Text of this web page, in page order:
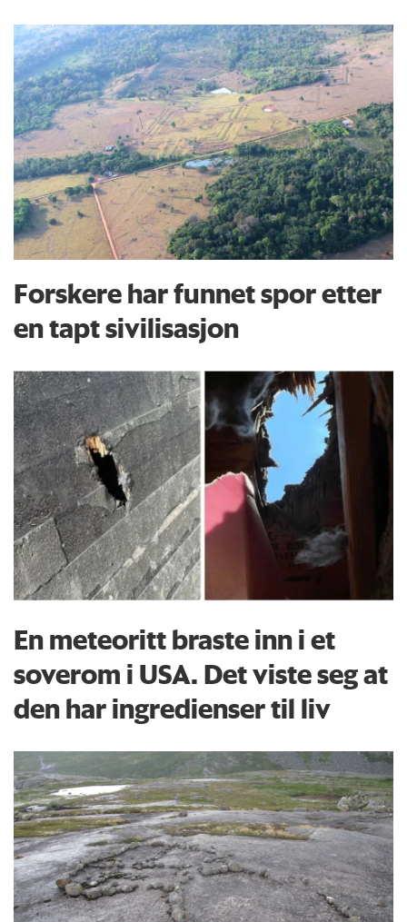
Forskere har funnet spor etter
en tapt sivilisasjon
En meteoritt braste inn i et
soverom i USA. Det viste seg at
den har ingredienser til liv